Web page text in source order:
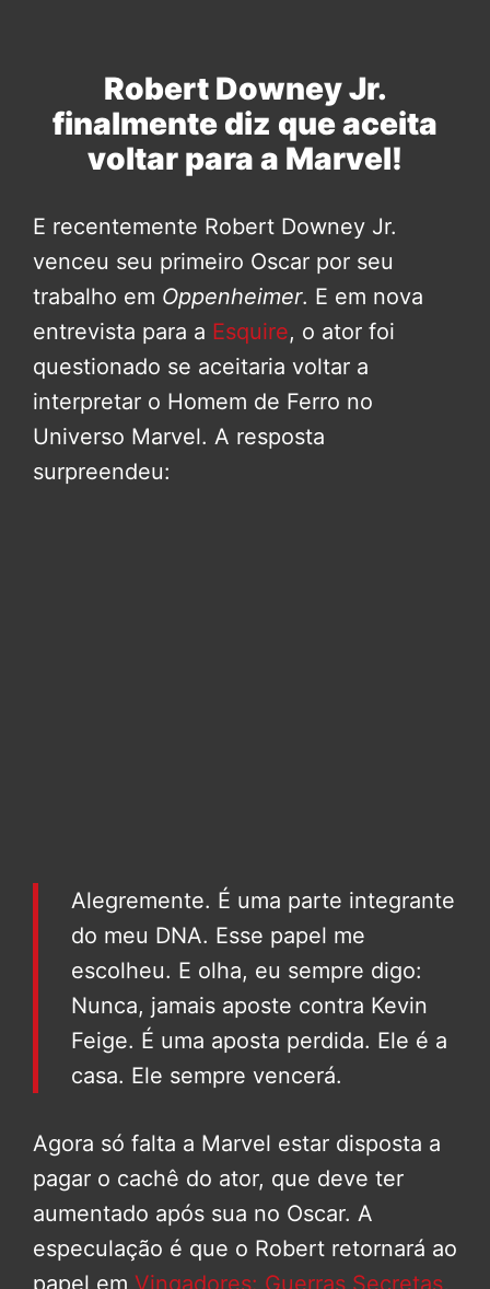
Robert Downey Jr.
finalmente diz que aceita
voltar para a Marvel!
E recentemente Robert Downey Jr.
venceu seu primeiro Oscar por seu
trabalho em Oppenheimer. E em nova
entrevista para a Esquire, o ator foi
questionado se aceitaria voltar a
interpretar o Homem de Ferro no
Universo Marvel. A resposta
surpreendeu:
Alegremente. É uma parte integrante
do meu DNA. Esse papel me
escolheu. E olha, eu sempre digo:
Nunca, jamais aposte contra Kevin
Feige. É uma aposta perdida. Ele é a
casa. Ele sempre vencerá.
Agora só falta a Marvel estar disposta a
pagar o cachê do ator, que deve ter
aumentado após sua no Oscar. A
especulação é que o Robert retornará ao
papel em Vingadores: Guerras Secretas,